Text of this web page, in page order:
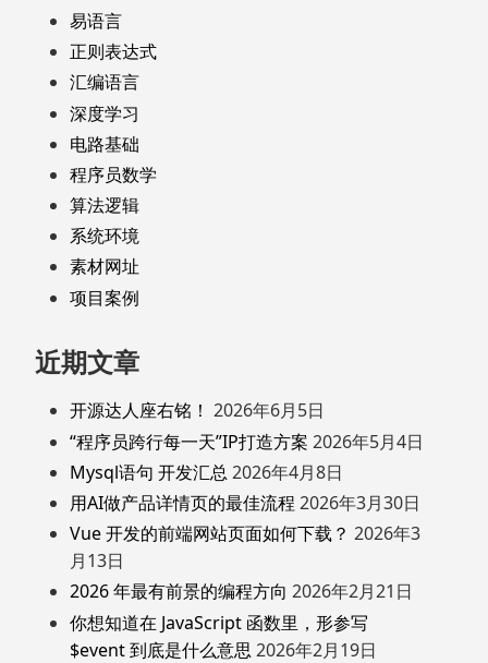
易语言
正则表达式
汇编语言
深度学习
电路基础
程序员数学
算法逻辑
系统环境
素材网址
项目案例
近期文章
开源达人座右铭！ 2026年6月5日
“程序员跨行每一天”IP打造方案 2026年5月4日
Mysql语句 开发汇总 2026年4月8日
用AI做产品详情页的最佳流程 2026年3月30日
Vue 开发的前端网站页面如何下载？ 2026年3
月13日
2026 年最有前景的编程方向 2026年2月21日
你想知道在 JavaScript 函数里，形参写
$event 到底是什么意思 2026年2月19日